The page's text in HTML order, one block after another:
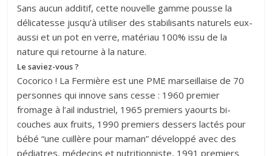
Sans aucun additif, cette nouvelle gamme pousse la
délicatesse jusqu’à utiliser des stabilisants naturels eux-
aussi et un pot en verre, matériau 100% issu de la
nature qui retourne à la nature.
Le saviez-vous ?
Cocorico ! La Fermière est une PME marseillaise de 70
personnes qui innove sans cesse : 1960 premier
fromage à l’ail industriel, 1965 premiers yaourts bi-
couches aux fruits, 1990 premiers dessers lactés pour
bébé “une cuillère pour maman” développé avec des
pédiatres, médecins et nutritionniste, 1991 premiers